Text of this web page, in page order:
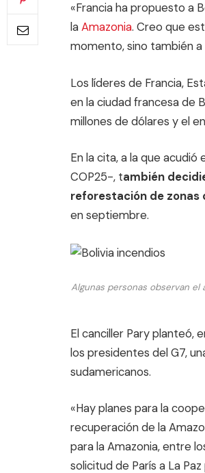
«Francia ha propuesto a
la Amazonia. Creo que
momento, sino también
Los líderes de Francia,
en la ciudad francesa de
millones de dólares y el
En la cita, a la que
COP25-, también
reforestación de zonas
en septiembre.
Algunas personas observan
El canciller Pary planteó,
los presidentes del G7,
sudamericanos.
«Hay planes para la
recuperación de la
para la Amazonia, entre
solicitud de París a La